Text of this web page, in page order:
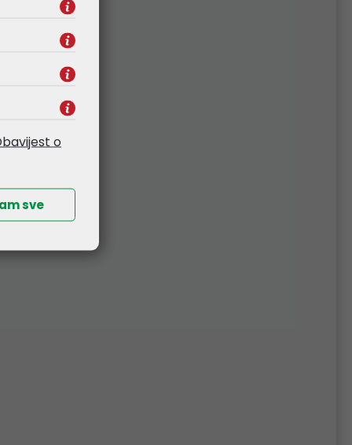
mm
T8 LED cijev
o
sve